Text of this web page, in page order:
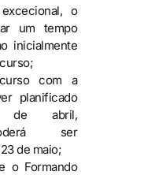
o
um tempo
inicialmente
com a
planificado
de abril,
ser
de maio;
o Formando